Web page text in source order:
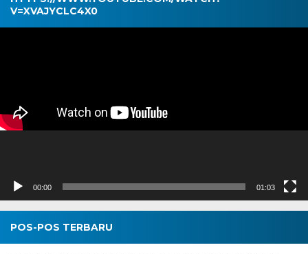
V=XVAJYCLC4X0
Pemutar
00:00 01:03
POS-POS TERBARU